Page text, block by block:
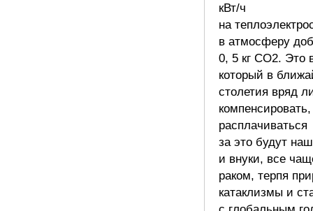
кВт/ч
на
в атмосферу
0, 5 кг СО2. Это
который в
столетия вряд
расплачиваться
за это будут
и внуки, все
раком, терпя
катаклизмы и